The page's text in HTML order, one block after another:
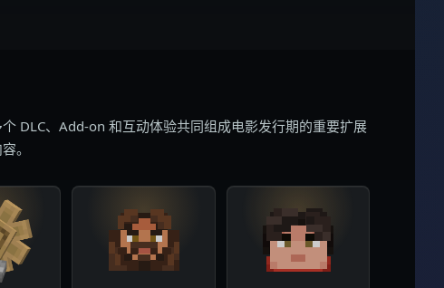
个 DLC、Add-on 和互动体验共同组成电影发行期的重要扩展
。